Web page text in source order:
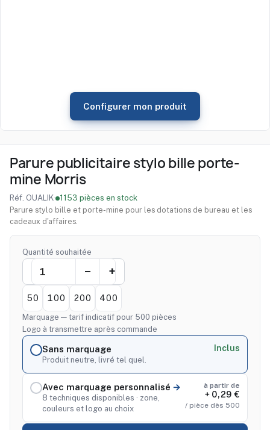
Configurer mon produit
Parure publicitaire stylo bille porte-
mine Morris
Réf. OUALIK· 1153 pièces en stock
Parure stylo bille et porte-mine pour les dotations de bureau et les
cadeaux d'affaires.
Quantité souhaitée
50 100 200 400
Marquage — tarif indicatif pour 500 pièces
Logo à transmettre après commande
Sans marquage
Produit neutre, livré tel quel.
Inclus
Avec marquage personnalisé
8 techniques disponibles · zone,
couleurs et logo au choix
à partir de
+ 0,29 €
/ pièce dès 500